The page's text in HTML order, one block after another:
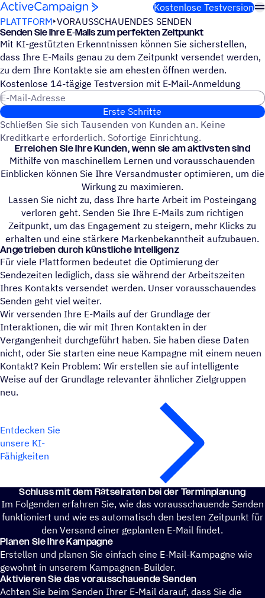
Weiter zum Inhalt
Kostenlose Testversion
PLATTFORM VORAUSSCHAUENDES SENDEN
Senden Sie Ihre E‑Mails zum perfekten Zeitpunkt
Mit KI-gestützten Erkenntnissen können Sie sicherstellen,
dass Ihre E-Mails genau zu dem Zeitpunkt versendet werden,
zu dem Ihre Kontakte sie am ehesten öffnen werden.
Kosten­lose 14-tägige Test­ver­sion mit E‑Mail-Anmel­dung
E-Mail-Adresse
Erste Schritte
Schließen Sie sich Tausenden von Kunden an. Keine
Kreditkarte erforderlich. Sofortige Einrichtung.
Errei­chen Sie Ihre Kunden, wenn sie am aktivsten sind
Mithilfe von maschinellem Lernen und vorausschauenden
Einblicken können Sie Ihre Versandmuster optimieren, um die
Wirkung zu maximieren.
Lassen Sie nicht zu, dass Ihre harte Arbeit im Posteingang
verloren geht. Senden Sie Ihre E-Mails zum richtigen
Zeitpunkt, um das Engagement zu steigern, mehr Klicks zu
erhalten und eine stärkere Markenbekanntheit aufzubauen.
Ange­trie­ben durch künstliche Intelligenz
Für viele Plattformen bedeutet die Optimierung der
Sendezeiten lediglich, dass sie während der Arbeitszeiten
Ihres Kontakts versendet werden. Unser vorausschauendes
Senden geht viel weiter.
Wir versenden Ihre E-Mails auf der Grundlage der
Interaktionen, die wir mit Ihren Kontakten in der
Vergangenheit durchgeführt haben. Sie haben diese Daten
nicht, oder Sie starten eine neue Kampagne mit einem neuen
Kontakt? Kein Problem: Wir erstellen sie auf intelligente
Weise auf der Grundlage relevanter ähnlicher Zielgruppen
neu.
Entdecken Sie
unsere KI-
Fähigkeiten
Schluss mit dem Rätsel­ra­ten bei der Terminplanung
Im Folgenden erfahren Sie, wie das vorausschauende Senden
funktioniert und wie es automatisch den besten Zeitpunkt für
den Versand einer geplanten E-Mail findet.
Planen Sie Ihre Kampagne
Erstellen und planen Sie einfach eine E-Mail-Kampagne wie
gewohnt in unserem Kampagnen-Builder.
Akti­vie­ren Sie das vorausschauende Senden
Achten Sie beim Senden Ihrer E-Mail darauf, dass Sie die